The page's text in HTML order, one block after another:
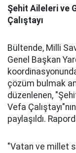
Şehit Aileleri ve
Çalıştayı
Bültende, Milli
Genel Başkan
çözüm bulmak
düzenlenen,
Vefa
paylaşıldı.
"Vatan ve millet